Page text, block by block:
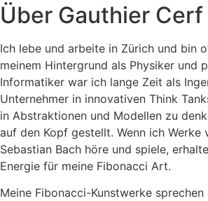
Über Gauthier Cerf
Ich lebe und arbeite in Zürich und bin
meinem Hintergrund als Physiker und
Informatiker war ich lange Zeit als
Unternehmer in innovativen Think
in Abstraktionen und Modellen zu
auf den Kopf gestellt. Wenn ich Werke
Sebastian Bach höre und spiele,
Energie für meine Fibonacci Art.
Meine Fibonacci-Kunstwerke